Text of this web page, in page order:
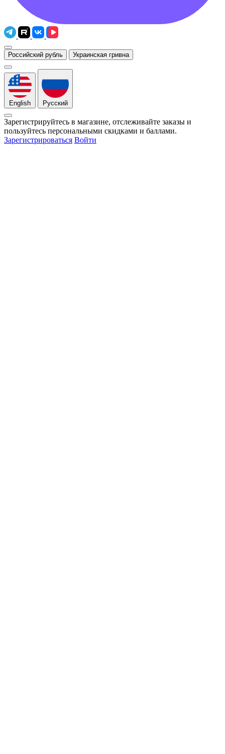
Российский рубль Украинская гривна
English Русский
Зарегистрируйтесь в магазине, отслеживайте заказы и
пользуйтесь персональными скидками и баллами.
Зарегистрироваться Войти